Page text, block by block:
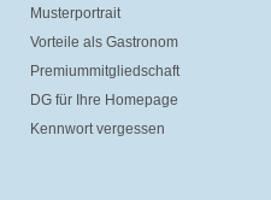
Musterportrait
Vorteile als Gastronom
Premiummitgliedschaft
DG für Ihre Homepage
Kennwort vergessen